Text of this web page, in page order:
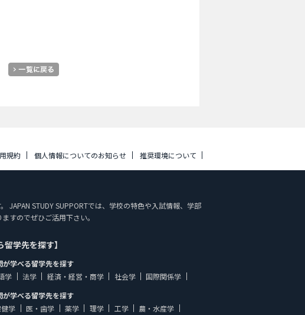
規約 個人情報についてのお知らせ 推奨環境について
STUDY SUPPORTでは、学校の特色や入試情報、学部
すのでぜひご活用下さい。
留学先を探す】
が学べる留学先を探す
学 法学 経済・経営・商学 社会学
国際関係学
が学べる留学先を探す
学
医・歯学 薬学 理学 工学
農・水産学